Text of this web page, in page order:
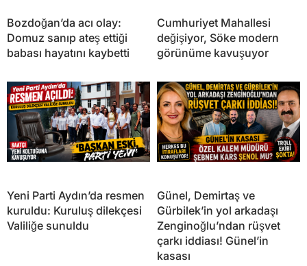
Bozdoğan’da acı olay:
Domuz sanıp ateş ettiği
babası hayatını kaybetti
Cumhuriyet Mahallesi
değişiyor, Söke modern
görünüme kavuşuyor
Yeni Parti Aydın’da resmen
kuruldu: Kuruluş dilekçesi
Valiliğe sunuldu
Günel, Demirtaş ve
Gürbilek’in yol arkadaşı
Zenginoğlu’ndan rüşvet
çarkı iddiası! Günel’in
kasası